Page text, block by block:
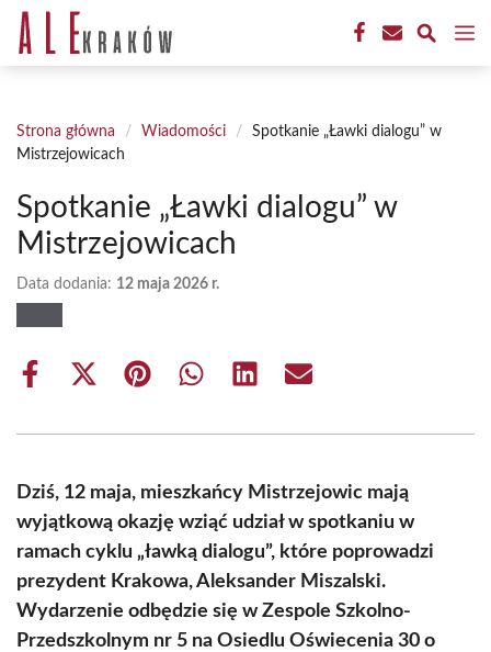
Przejdź
treści
Strona główna / Wiadomości /
Spotkanie „Ławki dialogu” w
Mistrzejowicach
Spotkanie „Ławki dialogu” w
Mistrzejowicach
Data dodania: 12 maja 2026 r.
Share
Share
(Twitter)
Share Share Share Share
Dziś, 12 maja, mieszkańcy Mistrzejowic mają
wyjątkową okazję wziąć udział w spotkaniu w
ramach cyklu „ławką dialogu”, które poprowadzi
prezydent Krakowa, Aleksander Miszalski.
Wydarzenie odbędzie się w Zespole Szkolno-
Przedszkolnym nr 5 na Osiedlu Oświecenia 30 o